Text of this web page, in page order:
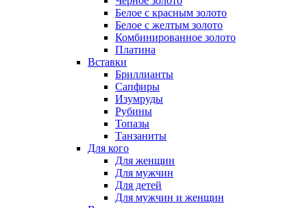
Белое с красным золото
Белое с желтым золото
Комбинированное золото
Платина
Вставки
Бриллианты
Сапфиры
Изумруды
Рубины
Топазы
Танзаниты
Для кого
Для женщин
Для мужчин
Для детей
Для мужчин и женщин